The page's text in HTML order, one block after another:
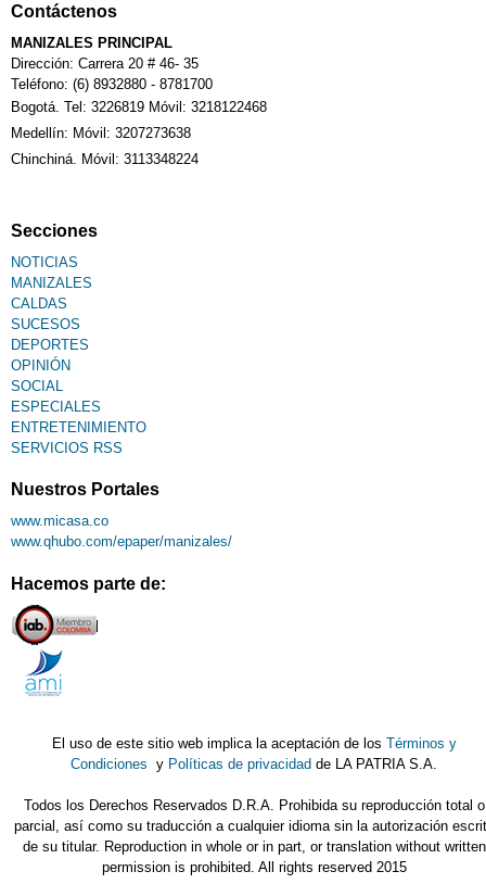
Contáctenos
MANIZALES PRINCIPAL
Dirección: Carrera 20 # 46- 35
Teléfono: (6) 8932880 - 8781700
Bogotá. Tel: 3226819 Móvil: 3218122468
Medellín: Móvil: 3207273638
Chinchiná. Móvil: 3113348224
Secciones
NOTICIAS
MANIZALES
CALDAS
SUCESOS
DEPORTES
OPINIÓN
SOCIAL
ESPECIALES
ENTRETENIMIENTO
SERVICIOS RSS
Nuestros Portales
www.micasa.co
www.qhubo.com/epaper/manizales/
Hacemos parte de:
El uso de este sitio web implica la aceptación de los Términos y
Condiciones y Políticas de privacidad de LA PATRIA S.A.
Todos los Derechos Reservados D.R.A. Prohibida su reproducción total o
parcial, así como su traducción a cualquier idioma sin la autorización
de su titular. Reproduction in whole or in part, or translation without written
permission is prohibited. All rights reserved 2015